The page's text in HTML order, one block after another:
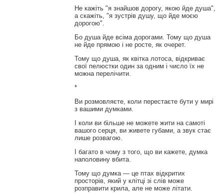
Не кажіть "я знайшов дорогу, якою йде душа",
а скажіть, "я зустрів душу, що йде моєю
дорогою".
Бо душа йде всіма дорогами. Тому що душа
не йде прямою і не росте, як очерет.
Тому що душа, як квітка лотоса, відкриває
свої пелюстки один за одним і число їх не
можна перелічити.
*
Ви розмовляєте, коли перестаєте бути у мирі
з вашими думками.
І коли ви більше не можете жити на самоті
вашого серця, ви живете губами, а звук стає
лише розвагою.
І багато в чому з того, що ви кажете, думка
наполовину вбита.
Тому що думка — це птах відкритих
просторів, який у клітці зі слів може
розправити крила, але не може літати.